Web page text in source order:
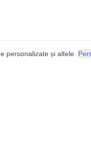
personalizate și altele.